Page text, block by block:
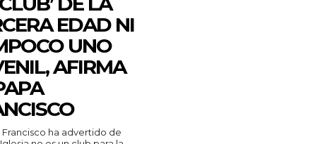
EDAD NI
UNO
AFIRMA
Francisco ha advertido de